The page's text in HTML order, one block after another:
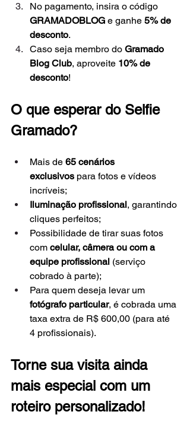
No pagamento, insira o código
GRAMADOBLOG e ganhe 5% de
desconto.
Caso seja membro do Gramado
Blog Club, aproveite 10% de
desconto!
O que esperar do Selfie
Gramado?
Mais de 65 cenários
exclusivos para fotos e vídeos
incríveis;
Iluminação profissional, garantindo
cliques perfeitos;
Possibilidade de tirar suas fotos
com celular, câmera ou com a
equipe profissional (serviço
cobrado à parte);
Para quem deseja levar um
fotógrafo particular, é cobrada uma
taxa extra de R$ 600,00 (para até
4 profissionais).
Torne sua visita ainda
mais especial com um
roteiro personalizado!